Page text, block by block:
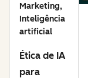
Marketing,
Inteligência
artificial
Ética de IA
para